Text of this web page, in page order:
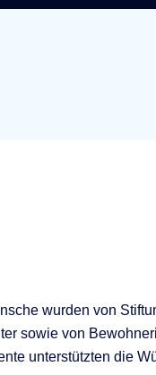
wurden von
sowie von
unterstützten die